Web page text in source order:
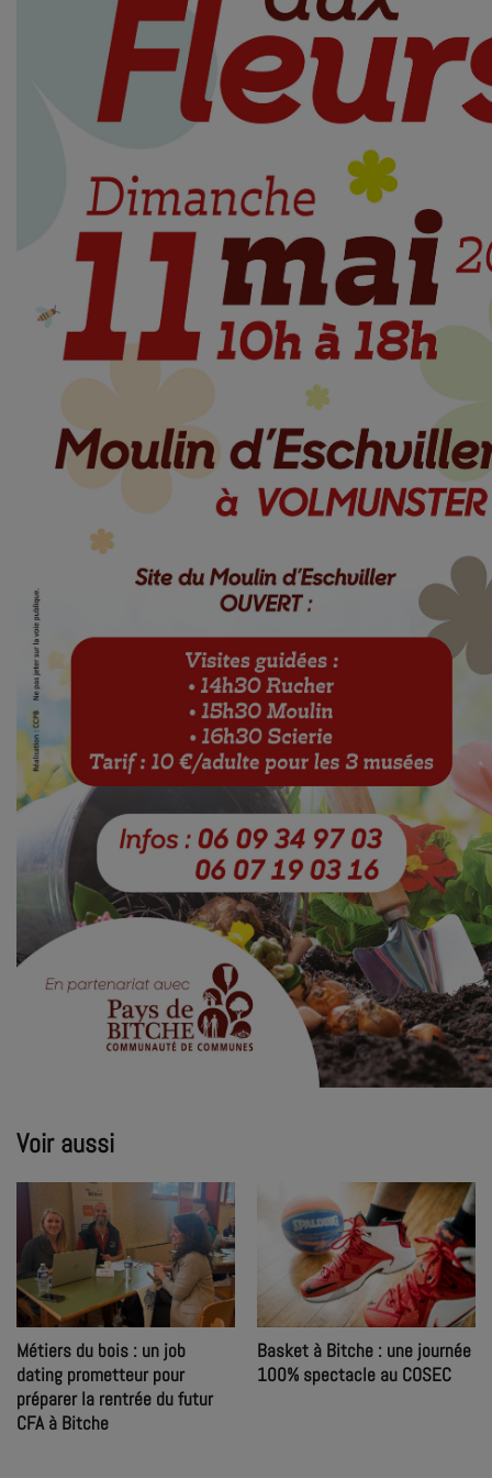
Voir aussi
Métiers du bois : un job
dating prometteur pour
préparer la rentrée du futur
CFA à Bitche
Basket à Bitche : une journée
100% spectacle au COSEC